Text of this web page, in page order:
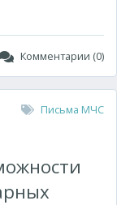
Комментарии (0)
Письма МЧС